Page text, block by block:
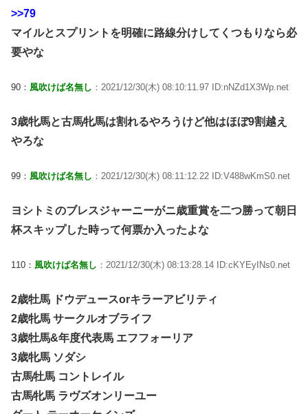
>>79
マイルとスプリントを明確に路線分けしてくつもりなら必
要やな
90： 風吹けば名無し ：2021/12/30(木) 08:10:11.97 ID:nNZd1X3Wp.net
3歳牝馬と古馬牝馬は割れるやろうけど他はほぼ9割越え
やろな
99： 風吹けば名無し ：2021/12/30(木) 08:11:12.22 ID:V488wKmS0.net
ヨシトミのブレスジャーニーがニ歳重賞を二つ勝って朝日
杯スキップした時って何票か入ったよな
110： 風吹けば名無し ：2021/12/30(木) 08:13:28.14 ID:cKYEyINs0.net
2歳牡馬 ドウデュースorキラーアビリティ
2歳牝馬 サークルオブライフ
3歳牡馬&年度代表馬 エフフォーリア
3歳牝馬 ソダシ
古馬牡馬 コントレイル
古馬牝馬 ラヴズオンリーユー